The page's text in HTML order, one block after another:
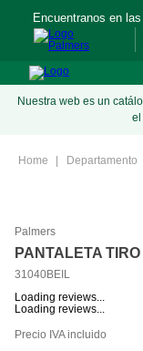
Encuentranos en
Nuestra web es un
el
Departamento
Palmers
PANTALETA
31040BEIL
Loading reviews...
Loading reviews...
Precio IVA incluido